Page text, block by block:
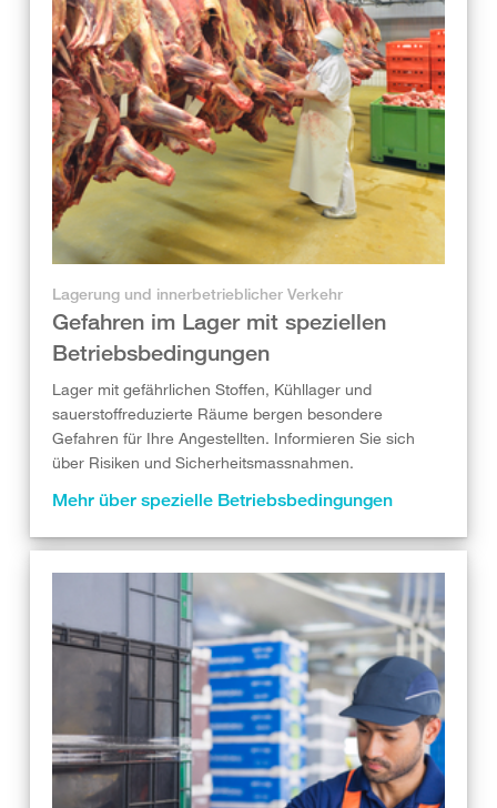
Lagerung und innerbetrieblicher Verkehr
Gefahren im Lager mit speziellen
Betriebsbedingungen
Lager mit gefährlichen Stoffen, Kühllager und
sauerstoffreduzierte Räume bergen besondere
Gefahren für Ihre Angestellten. Informieren Sie sich
über Risiken und Sicherheitsmassnahmen.
Mehr über spezielle Betriebsbedingungen